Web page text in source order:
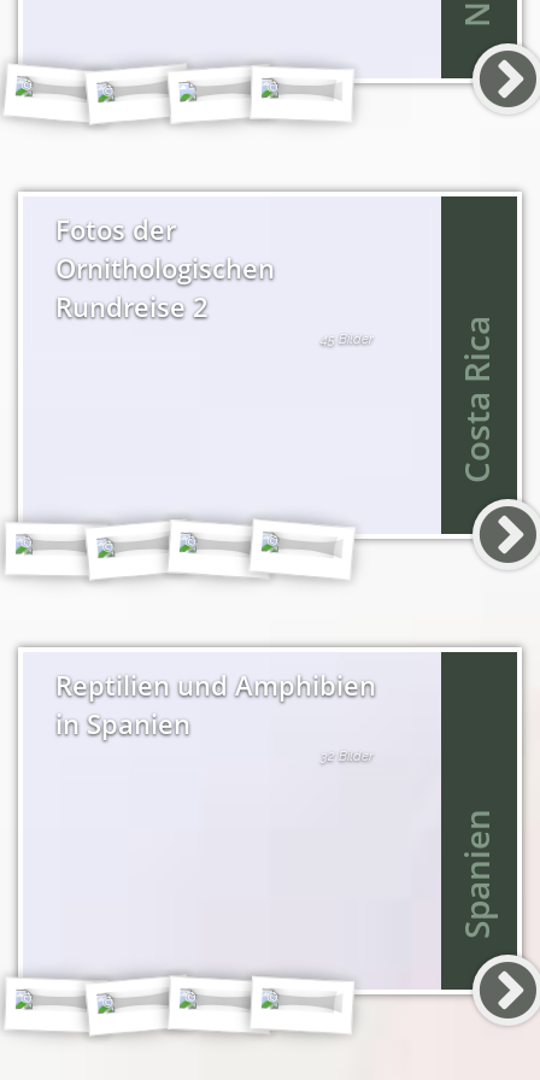
Fotos der
Ornithologischen
Rundreise 2
45 Bilder Costa Rica
Reptilien und Amphibien
in Spanien
32 Bilder
Spanien